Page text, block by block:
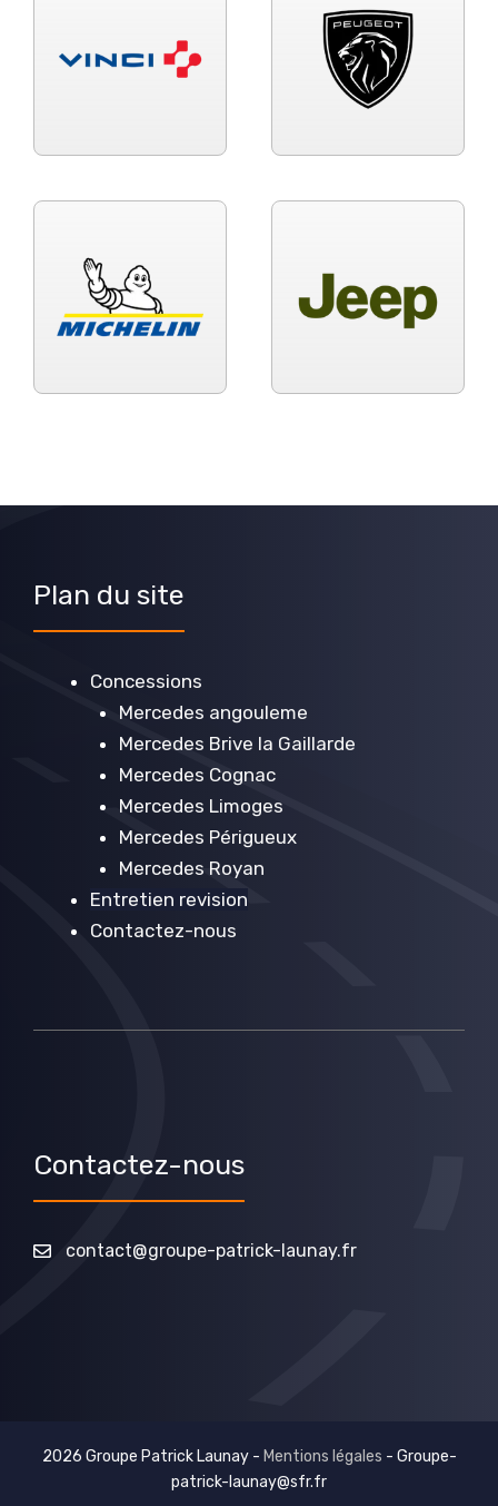
Plan du site
Concessions
Mercedes angouleme
Mercedes Brive la Gaillarde
Mercedes Cognac
Mercedes Limoges
Mercedes Périgueux
Mercedes Royan
Entretien revision
Contactez-nous
Contactez-nous
contact@groupe-patrick-launay.fr
2026 Groupe Patrick Launay - Mentions légales - Groupe-
patrick-launay@sfr.fr